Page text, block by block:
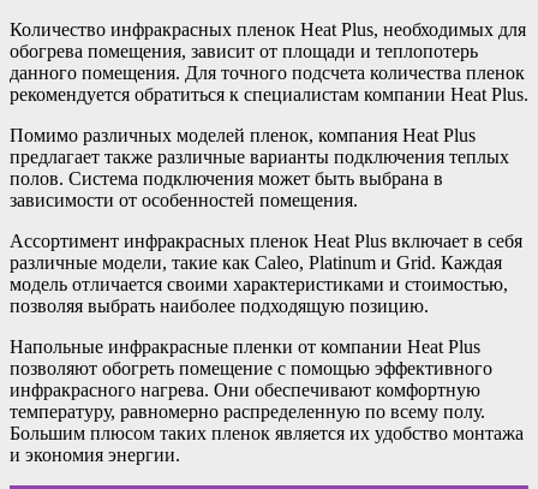
Количество инфракрасных пленок Heat Plus, необходимых для
обогрева помещения, зависит от площади и теплопотерь
данного помещения. Для точного подсчета количества пленок
рекомендуется обратиться к специалистам компании Heat Plus.
Помимо различных моделей пленок, компания Heat Plus
предлагает также различные варианты подключения теплых
полов. Система подключения может быть выбрана в
зависимости от особенностей помещения.
Ассортимент инфракрасных пленок Heat Plus включает в себя
различные модели, такие как Caleo, Platinum и Grid. Каждая
модель отличается своими характеристиками и стоимостью,
позволяя выбрать наиболее подходящую позицию.
Напольные инфракрасные пленки от компании Heat Plus
позволяют обогреть помещение с помощью эффективного
инфракрасного нагрева. Они обеспечивают комфортную
температуру, равномерно распределенную по всему полу.
Большим плюсом таких пленок является их удобство монтажа
и экономия энергии.